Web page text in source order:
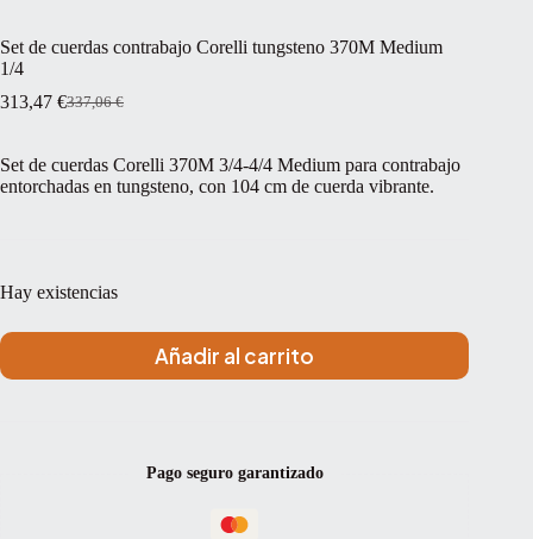
Set de cuerdas contrabajo Corelli tungsteno 370M Medium
1/4
337,06€
El
original
era:
337,06 €.
313,47 €El
actual
es:
313,47 €.
Set de cuerdas Corelli 370M 3/4-4/4 Medium para contrabajo
entorchadas en tungsteno, con 104 cm de cuerda vibrante.
Hay existencias
Añadir al carrito
Pago seguro garantizado